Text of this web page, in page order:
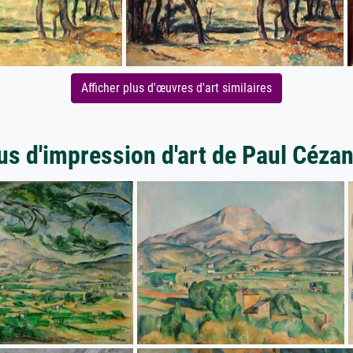
Afficher plus d'œuvres d'art similaires
d'impression d'art de Paul